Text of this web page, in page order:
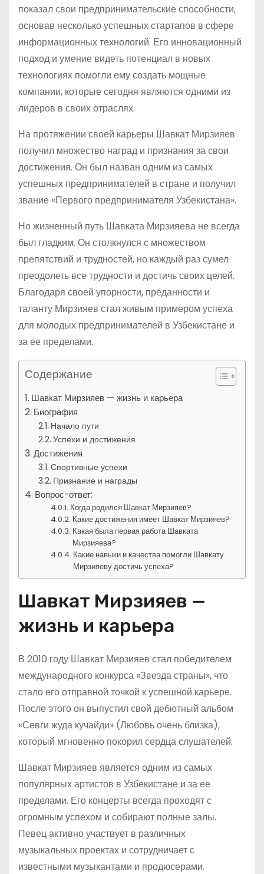
показал свои предпринимательские способности,
основав несколько успешных стартапов в сфере
информационных технологий. Его инновационный
подход и умение видеть потенциал в новых
технологиях помогли ему создать мощные
компании, которые сегодня являются одними из
лидеров в своих отраслях.
На протяжении своей карьеры Шавкат Мирзияев
получил множество наград и признания за свои
достижения. Он был назван одним из самых
успешных предпринимателей в стране и получил
звание «Первого предпринимателя Узбекистана».
Но жизненный путь Шавката Мирзияева не всегда
был гладким. Он столкнулся с множеством
препятствий и трудностей, но каждый раз сумел
преодолеть все трудности и достичь своих целей.
Благодаря своей упорности, преданности и
таланту Мирзияев стал живым примером успеха
для молодых предпринимателей в Узбекистане и
за ее пределами.
Содержание
Шавкат Мирзияев — жизнь и карьера
Биография
Начало пути
Успехи и достижения
Достижения
Спортивные успехи
Признание и награды
Вопрос-ответ:
Когда родился Шавкат Мирзияев?
Какие достижения имеет Шавкат Мирзияев?
Какая была первая работа Шавката
Мирзияева?
Какие навыки и качества помогли Шавкату
Мирзияеву достичь успеха?
Шавкат Мирзияев —
жизнь и карьера
В 2010 году Шавкат Мирзияев стал победителем
международного конкурса «Звезда страны», что
стало его отправной точкой к успешной карьере.
После этого он выпустил свой дебютный альбом
«Севги жуда кучайди» (Любовь очень близка),
который мгновенно покорил сердца слушателей.
Шавкат Мирзияев является одним из самых
популярных артистов в Узбекистане и за ее
пределами. Его концерты всегда проходят с
огромным успехом и собирают полные залы.
Певец активно участвует в различных
музыкальных проектах и сотрудничает с
известными музыкантами и продюсерами.